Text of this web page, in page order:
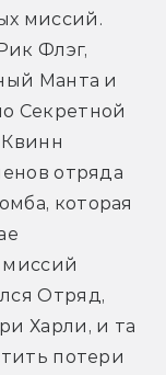
миссий.
Флэг,
Манта и
Секретной
отряда
которая
миссий
Отряд,
Харли, и та
потери